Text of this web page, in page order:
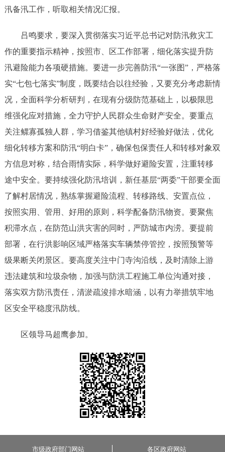
汛备汛工作，听取相关情况汇报。
吕鸣要求，要深入贯彻落实习近平总书记对防汛救灾工
作的重要指示精神，按照市、区工作部署，细化落实提升防
汛避险能力各项硬措施。要进一步完善防汛“一张图”，严格落
实“七包七落实”制度，既要结合以往经验，又要充分考虑新情
况，全面科学分析研判，在现有分级防范基础上，以极限思
维强化应对措施，全力守护人民群众生命财产安全。要重点
关注鳏寡孤独人群，学习借鉴其他镇村好经验好做法，优化
细化转移方案和防汛“明白卡”，确保包保责任人和转移对象双
方信息对称，结合雨情实际，科学做好避险安置，注重转移
途中安全。要持续强化防汛培训，新任基层“两委”干部要全面
了解村居情况，熟练掌握避险流程、转移路线、安置点位，
按照实用、管用、好用的原则，科学配备防汛物资。要聚焦
积滞水点，在防范山洪灾害的同时，严防城市内涝。要提前
部署，在行洪影响区域严格落实车辆禁停管控，按照预警等
级果断关闭景区。要高度关注中门寺沟沿线，及时清除上游
违法建筑和垃圾杂物，加强与防洪工程施工单位沟通对接，
落实双方防汛责任，清淤疏浚排水暗涵，以有力举措筑牢地
区安全平稳度汛防线。
区领导马超鹰参加。
市级政府部门网站 各区政府网站